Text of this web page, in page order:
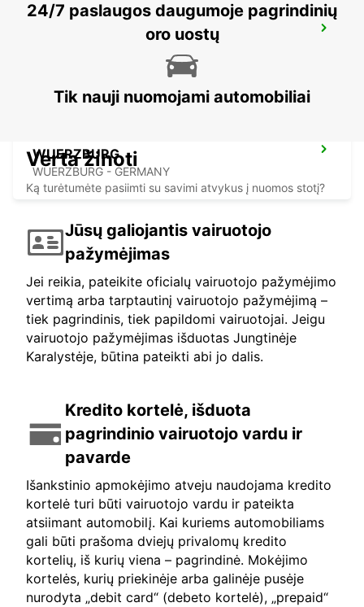
WUERZBURG MAIN STATION
WUERZBURG
WUERZBURG - GERMANY
24/7 paslaugos daugumoje pagrindinių
oro uostų
Tik nauji nuomojami automobiliai
Verta žinoti
Ką turėtumėte pasiimti su savimi atvykus į nuomos stotį?
Jūsų galiojantis vairuotojo
pažymėjimas
Jei reikia, pateikite oficialų vairuotojo pažymėjimo
vertimą arba tarptautinį vairuotojo pažymėjimą –
tiek pagrindinis, tiek papildomi vairuotojai. Jeigu
vairuotojo pažymėjimas išduotas Jungtinėje
Karalystėje, būtina pateikti abi jo dalis.
Kredito kortelė, išduota
pagrindinio vairuotojo vardu ir
pavarde
Išankstinio apmokėjimo atveju naudojama kredito
kortelė turi būti vairuotojo vardu ir pateikta
atsiimant automobilį. Kai kuriems automobiliams
gali būti prašoma dviejų privalomų kredito
kortelių, iš kurių viena – pagrindinė. Mokėjimo
kortelės, kurių priekinėje arba galinėje pusėje
nurodyta „debit card“ (debeto kortelė), „prepaid“